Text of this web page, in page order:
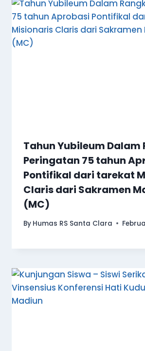
Tahun Yubileum Dalam
Peringatan 75 tahun
Pontifikal dari tarekat
Claris dari Sakramen
(MC)
By Humas RS Santa Clara